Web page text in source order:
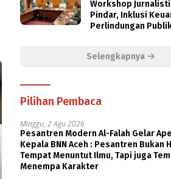
Workshop
Pindar, Inklusi
Perlindungan
Selengkapnya
Pilihan Pembaca
Minggu, 2 Agu 2026
Pesantren Modern Al-Falah Gelar
Kepala BNN Aceh : Pesantren Bukan
Tempat Menuntut Ilmu, Tapi juga
Menempa Karakter